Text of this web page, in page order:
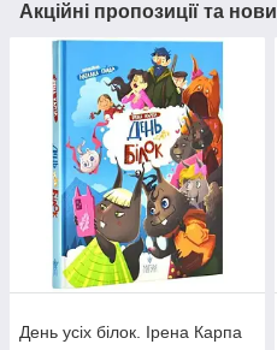
Акційні пропозиції та
День усіх білок. Ірена Карпа